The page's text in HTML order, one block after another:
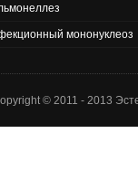
мононуклеоз
© 2011 - 2013